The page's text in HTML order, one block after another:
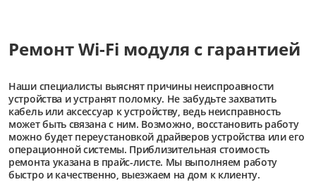
Ремонт Wi-Fi модуля с гарантией
Наши специалисты выяснят причины неиспроавности
устройства и устранят поломку. Не забудьте захватить
кабель или аксессуар к устройству, ведь неисправность
может быть связана с ним. Возможно, восстановить работу
можно будет переустановкой драйверов устройства или его
операционной системы. Приблизительная стоимость
ремонта указана в прайс-листе. Мы выполняем работу
быстро и качественно, выезжаем на дом к клиенту.